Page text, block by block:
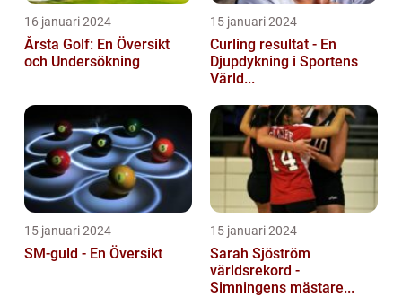
16 januari 2024
Årsta Golf: En Översikt
och Undersökning
15 januari 2024
Curling resultat - En
Djupdykning i Sportens
Värld...
15 januari 2024
SM-guld - En Översikt
15 januari 2024
Sarah Sjöström
världsrekord -
Simningens mästare...